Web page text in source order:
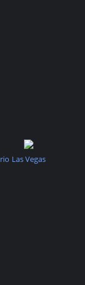
Las Vegas